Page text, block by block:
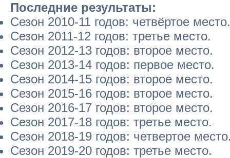
Последние результаты:
Сезон 2010-11 годов: четвёртое место.
Сезон 2011-12 годов: третье место.
Сезон 2012-13 годов: второе место.
Сезон 2013-14 годов: первое место.
Сезон 2014-15 годов: второе место.
Сезон 2015-16 годов: второе место.
Сезон 2016-17 годов: второе место.
Сезон 2017-18 годов: третье место.
Сезон 2018-19 годов: четвертое
Сезон 2019-20 годов: третье место.